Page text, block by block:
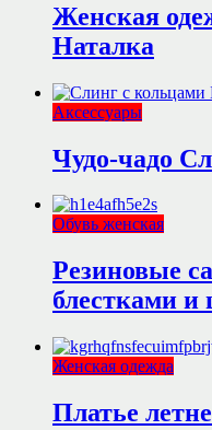
Женская
Наталка
Аксессуары
Чудо-чадо
Обувь женская
Резиновые
блестками
Женская одежда
Платье